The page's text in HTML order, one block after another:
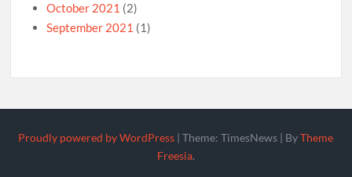
October 2021 (2)
September 2021 (1)
Proudly powered by WordPress |Theme: TimesNews | ByTheme
Freesia.